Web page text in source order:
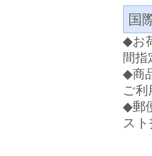
国
◆お
間
◆商
ご利
◆郵
スト